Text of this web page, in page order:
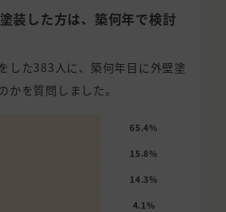
装した方は、築何年で検討
した383人に、築何年目に外壁塗
かを質問しました。
65.4%
15.8%
14.3%
4.1%